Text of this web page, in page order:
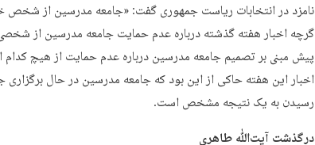
نامزد در انتخابات ریاست جمهوری گفت: «جامعه مدرسین از
گرچه اخبار هفته گذشته درباره عدم حمایت جامعه مدرسین از
پیش مبنی بر تصمیم جامعه مدرسین درباره عدم حمایت از هیچ کدام
اخبار این هفته حاکی از این بود که جامعه مدرسین در حال برگزاری
رسیدن به یک نتیجه مشخص است.
درگذشت آیت‌ﷲ طاهری